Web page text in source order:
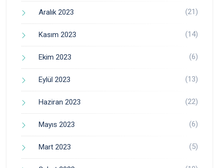
Aralık 2023 (21)
Kasım 2023 (14)
Ekim 2023 (6)
Eylül 2023 (13)
Haziran 2023 (22)
Mayıs 2023 (6)
Mart 2023 (5)